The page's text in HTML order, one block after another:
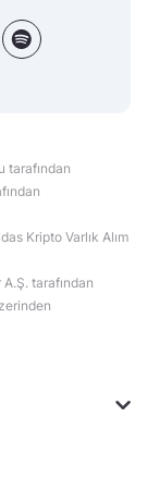
tarafından
Kripto Varlık Alım
tarafından